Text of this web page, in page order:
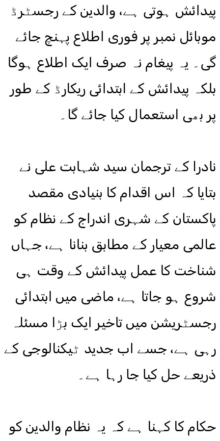
پیدائش ہوتی ہے، والدین کے رجسٹرڈ
موبائل نمبر پر فوری اطلاع پہنچ جائے
گی۔ یہ پیغام نہ صرف ایک اطلاع ہوگا
بلکہ پیدائش کے ابتدائی ریکارڈ کے طور
پر بھی استعمال کیا جائے گا۔
نادرا کے ترجمان سید شہابت علی نے
بتایا کہ اس اقدام کا بنیادی مقصد
پاکستان کے شہری اندراج کے نظام کو
عالمی معیار کے مطابق بنانا ہے، جہاں
شناخت کا عمل پیدائش کے وقت ہی
شروع ہو جاتا ہے، ماضی میں ابتدائی
رجسٹریشن میں تاخیر ایک بڑا مسئلہ
رہی ہے، جسے اب جدید ٹیکنالوجی کے
ذریعے حل کیا جا رہا ہے۔
حکام کا کہنا ہے کہ یہ نظام والدین کو